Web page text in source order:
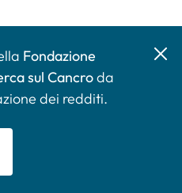
Fondazione
sul Cancroda
dei redditi.